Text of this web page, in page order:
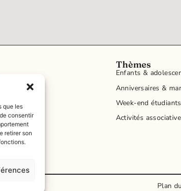
que les
consentir
retirer son
vie
Thèmes
Enfants &
Anniversaires &
Week-end étudiants
Activités
Plan